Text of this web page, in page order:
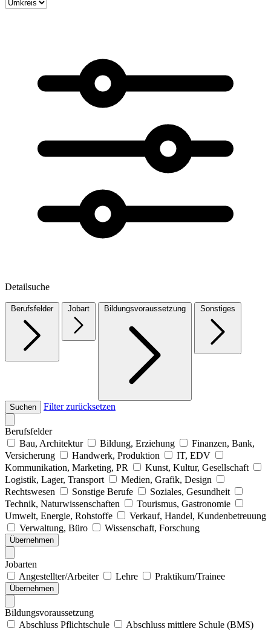
Detailsuche
Berufsfelder Jobart Bildungsvoraussetzung Sonstiges
Suchen Filter zurücksetzen
Berufsfelder
Bau, Architektur
Bildung, Erziehung
Finanzen, Bank,
Versicherung
Handwerk, Produktion
IT, EDV
Kommunikation, Marketing, PR
Kunst, Kultur, Gesellschaft
Logistik, Lager, Transport
Medien, Grafik, Design
Rechtswesen
Sonstige Berufe
Soziales, Gesundheit
Technik, Naturwissenschaften
Tourismus, Gastronomie
Umwelt, Energie, Rohstoffe
Verkauf, Handel, Kundenbetreuung
Verwaltung, Büro
Wissenschaft, Forschung
Übernehmen
Jobarten
Angestellter/Arbeiter
Lehre Praktikum/Trainee
Übernehmen
Bildungsvoraussetzung
Abschluss Pflichtschule
Abschluss mittlere Schule (BMS)